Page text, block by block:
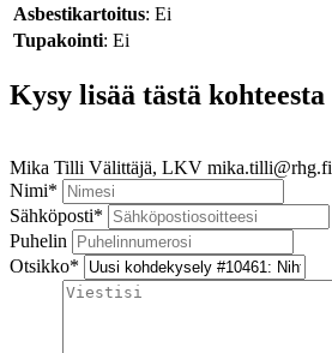
Asbestikartoitus: Ei
Tupakointi: Ei
Kysy lisää tästä kohteesta
Mika Tilli Välittäjä, LKV mika.tilli@rhg.fi
Nimi*
Sähköposti*
Puhelin
Otsikko*